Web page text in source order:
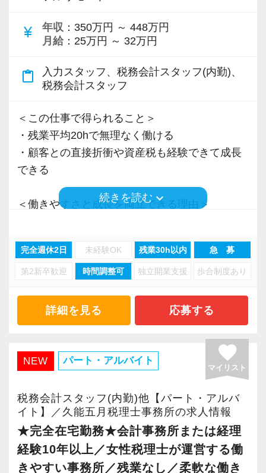
Q. 当事務所を選んだ理由は？
A. 幅広い業務を経験できる点に魅力を感じ、入
所を決めました。
A. さまざまな業務を任せてもらえるので、以前
より成長スピードが上がったと感じています。
Q. 職場の雰囲気は？
A. 上司や先輩に相談しやすく、風通しの良い職
場だと感じています。
・税務経験を活かして成長したい方
・キャリアアップ志向のある方
・顧客対応や提案業務に挑戦したい方
・資産税など専門性を高めたい方
・将来的にマネジメントに関わりたい方
＜まずはカジュアル面談へ＞
・事前に気軽な面談を実施
・仕事内容やキャリアを相談可
・ざっくばらんに質問OK
・納得後に選考へ進めます
・入社時期は柔軟に対応
currency_yen 年収 ：350万円 ～ 448万円
月給 ：25万円 ～ 32万円
content_paste
入力スタッフ、税務会計スタッフ(内勤)、
税務会計スタッフ
＜この仕事で得られること＞
・残業平均20hで無理なく働ける
・顧客との直接折衝や資産税も経験できて成長
できる
＜働きやすさと成長を両立できる理由＞
・分業体制で業務負担を軽減
・顧客対応や提案業務に集中可能
・資産税や相続など専門性の高い案件あり
・経験値が自然と積み上がる環境
・有給取得率90％以上
・繁忙期も月30～40h程度
・男性の育休取得率100％
・テレワーク導入済み
・全席デュアルモニタ完備
続きを読むkeyboard_arrow_down
完全週休2日 未経験OK 残業30h以内 急 募
第2新卒歓迎 時間調整可 独立開業支援 歩合制度あり
詳細を見る 応募する
NEW パート・アルバイト favorite
マイリスト
税務会計スタッフ(内勤)他【パート・アルバ
イト】／久能五月税理士事務所の求人情報
★完全在宅勤務★会計事務所または経理
経験10年以上／女性税理士が運営する働
きやすい事務所／残業なし／柔軟な働き